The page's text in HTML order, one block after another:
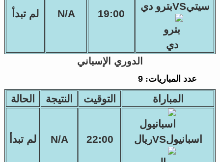
سيتيVSبترو دي
19:00
N/A لم تبدأ
الدوري الإسباني
عدد المباريات:9
المباراة التوقيت النتيجة الحالة
اسبانيولVSريال 22:00
N/A لم تبدأ